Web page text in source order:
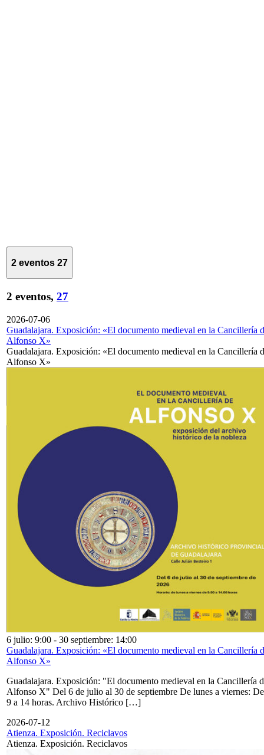
2 eventos 27
2 eventos, 27
2026-07-06
Guadalajara. Exposición: «El documento medieval en la Cancillería
Alfonso X»
Guadalajara. Exposición: «El documento medieval en la Cancillería
Alfonso X»
6 julio: 9:00 - 30 septiembre: 14:00
Guadalajara. Exposición: «El documento medieval en la Cancillería
Alfonso X»
Guadalajara. Exposición: "El documento medieval en la Cancillería
Alfonso X" Del 6 de julio al 30 de septiembre De lunes a viernes: De
9 a 14 horas. Archivo Histórico […]
2026-07-12
Atienza. Exposición. Reciclavos
Atienza. Exposición. Reciclavos